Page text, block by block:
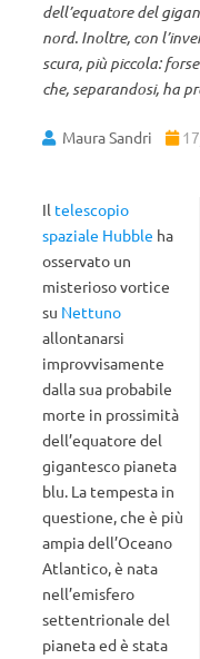
dell’equatore del
nord. Inoltre, con
scura, più piccola:
che, separandosi, ha
Maura Sandri
Il telescopio
spaziale Hubble ha
osservato un
misterioso vortice
su Nettuno
allontanarsi
improvvisamente
dalla sua probabile
morte in prossimità
dell’equatore del
gigantesco pianeta
blu. La tempesta in
questione, che è più
ampia dell’Oceano
Atlantico, è nata
nell’emisfero
settentrionale del
pianeta ed è stata